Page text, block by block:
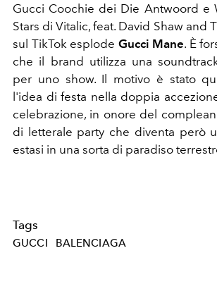
Gucci Coochie dei Die Antwoord e
Stars di Vitalic, feat. David Shaw and
sul TikTok esplode Gucci Mane. È
che il brand utilizza una
per uno show. Il motivo è stato
l'idea di festa nella doppia
celebrazione, in onore del
di letterale party che diventa però
estasi in una sorta di paradiso
Tags
GUCCI BALENCIAGA